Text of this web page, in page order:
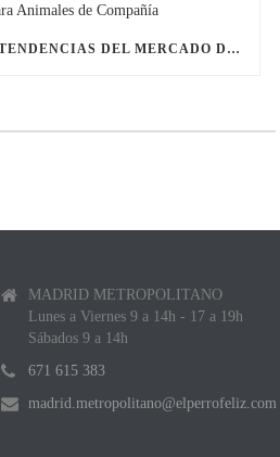
TENDENCIAS DEL MERCADO DE SERVICIOS PARA ANIMALES DE COMPAÑÍA
MADRID METROPOLITANO
Lunes a Viernes 9 a 14h - 17 a 19h
Sábados 9 a 14h
671 615 383
madrid.metropolitano@elperrofeliz.com